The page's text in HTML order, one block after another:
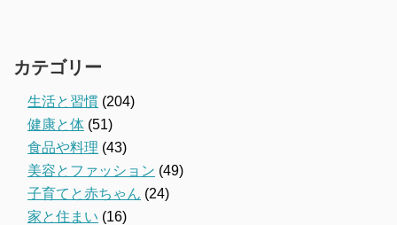
カテゴリー
生活と習慣 (204)
健康と体 (51)
食品や料理 (43)
美容とファッション (49)
子育てと赤ちゃん (24)
家と住まい (16)